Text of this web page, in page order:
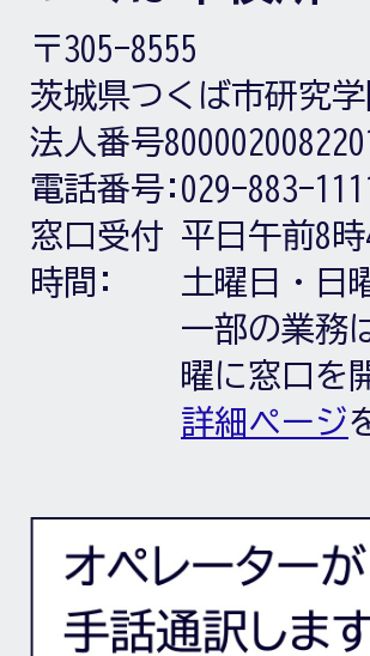
〒305-8555
茨城県つくば市研究
法人番号
電話番号: 029-883-
窓口受付
時間:
平日午前8
土曜日・日
一部の業務
曜に窓口を
詳細ページ